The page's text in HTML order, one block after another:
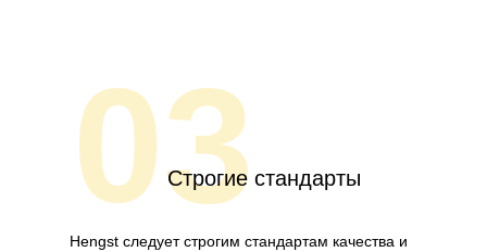
03Строгие стандарты
Hengst следует строгим стандартам качества и